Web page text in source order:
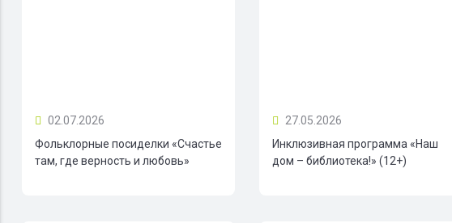
02.07.2026
Фольклорные посиделки «Счастье
там, где верность и любовь»
27.05.2026
Инклюзивная программа «Наш
дом – библиотека!» (12+)